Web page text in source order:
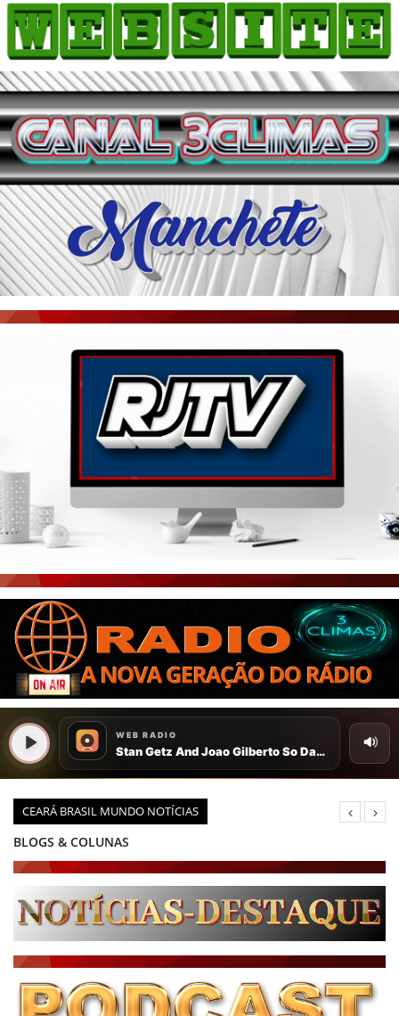
CEARÁ BRASIL MUNDO NOTÍCIAS
BLOGS & COLUNAS
PODCAST - PONTO DE VISTA
BRASIL DE FATO - ÚLTIMAS NOTÍCIAS
ÚLTIMAS NOTÍCIAS
HOME
COMO ANUNCIAR
JORNAIS DO BRASIL
PODCAST/NOTÍCIAS
AS NOTÍCIAS DO DIA
ACONTECEU...VIROU MANCHETE!
BLOGS & COLUNAS
AGÊNCIA DE NOTÍCIAS
CNN BRASIL
PORTAL CEARÁ
ÚLTIMAS POSTAGENS
BOAS NOTÍCIAS...VIRAM MANCHETE!
CEARÁ BRASIL NOTÍCIAS
CEARÁ BRASIL MUNDO 1
BRASIL DE FATO
NOTÍCIAS GERAIS
CONECTE-SE
REGISTO